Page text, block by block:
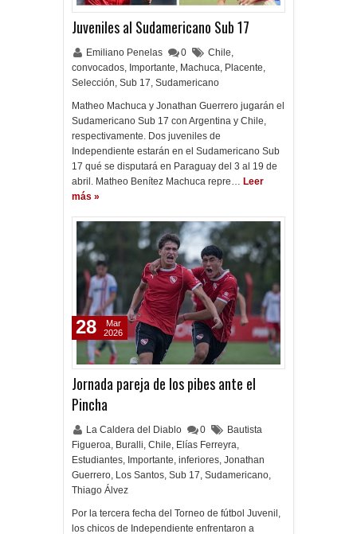
Juveniles al Sudamericano Sub 17
Emiliano Penelas 0 Chile,
convocados, Importante, Machuca, Placente,
Selección, Sub 17, Sudamericano
Matheo Machuca y Jonathan Guerrero jugarán el
Sudamericano Sub 17 con Argentina y Chile,
respectivamente. Dos juveniles de
Independiente estarán en el Sudamericano Sub
17 qué se disputará en Paraguay del 3 al 19 de
abril. Matheo Benítez Machuca repre… Leer
más »
Jornada pareja de los pibes ante el
Pincha
La Caldera del Diablo 0
Bautista
Figueroa, Buralli, Chile, Elías Ferreyra,
Estudiantes, Importante, inferiores, Jonathan
Guerrero, Los Santos, Sub 17, Sudamericano,
Thiago Álvez
Por la tercera fecha del Torneo de fútbol Juvenil,
los chicos de Independiente enfrentaron a
28
Mar
2026